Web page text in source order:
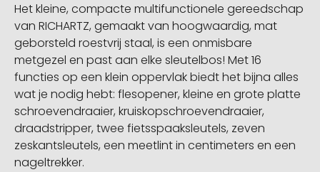
Het kleine, compacte multifunctionele gereedschap
van RICHARTZ, gemaakt van hoogwaardig, mat
geborsteld roestvrij staal, is een onmisbare
metgezel en past aan elke sleutelbos! Met 16
functies op een klein oppervlak biedt het bijna alles
wat je nodig hebt: flesopener, kleine en grote platte
schroevendraaier, kruiskopschroevendraaier,
draadstripper, twee fietsspaaksleutels, zeven
zeskantsleutels, een meetlint in centimeters en een
nageltrekker.